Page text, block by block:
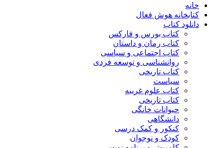
خانه
کتابخانه هوش فعال
دانلود کتاب
کتاب بورس و فارکس
کتاب رمان و داستان
کتاب اجتماعی و سیاسی
روانشناسی و توسعه فردی
کتاب تاریخی
سیاست
کتاب علوم غریبه
کتاب تاریخی
حیوانات خانگی
دانشگاهی
کنکور و کمک‌ درسی
کودک و نوجوان